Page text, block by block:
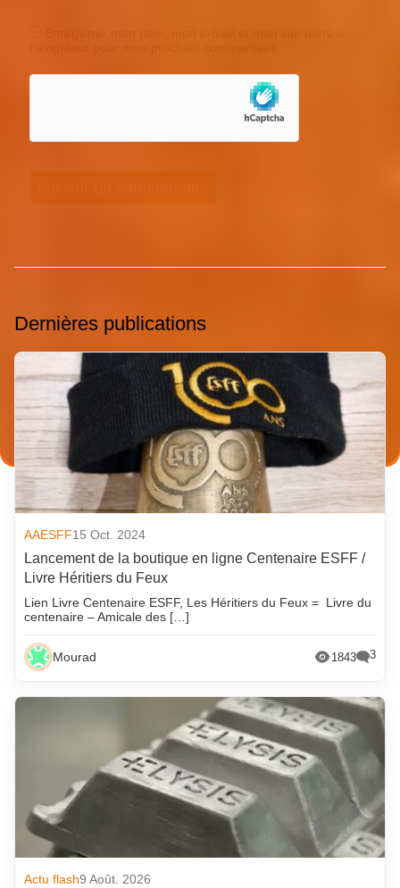
Dernières publications
AAESFF15 Oct. 2024
Lancement de la boutique en ligne Centenaire ESFF /
Livre Héritiers du Feux
Lien Livre Centenaire ESFF, Les Héritiers du Feux = Livre du
centenaire – Amicale des […]
Mourad 1843 3
Actu flash9 Août. 2026